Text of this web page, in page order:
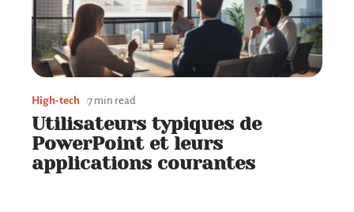
High-tech 7 min read
Utilisateurs typiques de
PowerPoint et leurs
applications courantes